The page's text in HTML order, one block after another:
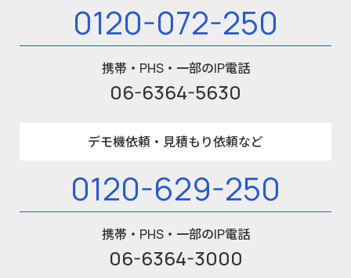
0120-072-250
携帯・PHS・一部のIP電話
06-6364-5630
デモ機依頼・見積もり依頼など
0120-629-250
携帯・PHS・一部のIP電話
06-6364-3000